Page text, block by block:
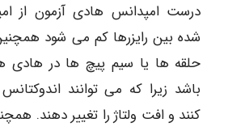
درست امپدانس هادی آزمون از
شده بین رایزرها کم می شود
حلقه ها یا سیم پیچ ها در هادی
باشد زیرا که می توانند
کنند و افت ولتاژ را تغییر دهند.